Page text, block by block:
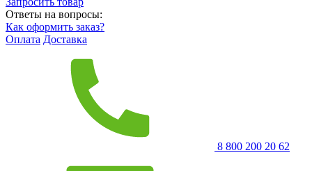
Ответы на вопросы:
Как оформить заказ?
Оплата Доставка
8 800 200 20 62